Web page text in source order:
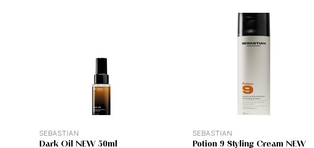
SEBASTIAN
Dark Oil NEW 30ml
SEBASTIAN
Potion 9 Styling Cream NEW